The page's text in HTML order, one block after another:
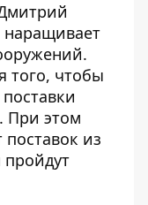
наращивает
.
того, чтобы
При этом
из